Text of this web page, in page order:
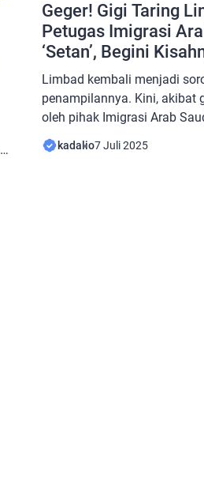
Geger! Gigi Taring
Petugas Imigrasi
‘Setan’, Begini
Limbad kembali menjadi
penampilannya. Kini, akibat
oleh pihak Imigrasi Arab
dikenal sebagai seorang
misterius. Sosoknya dengan
kadalio7 Juli 2025